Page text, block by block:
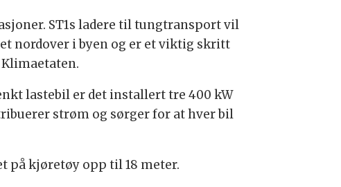
ST1s ladere til tungtransport vil
nordover i byen og er et viktig skritt
lastebil er det installert tre 400 kW
strøm og sørger for at hver bil
på kjøretøy opp til 18 meter.